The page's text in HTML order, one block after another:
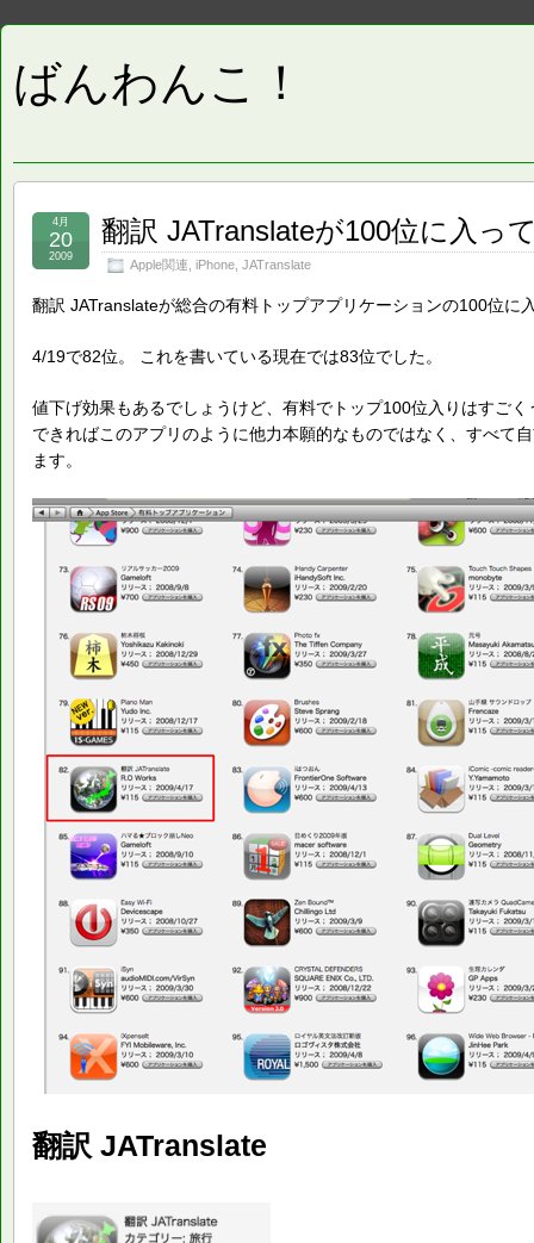
ばんわんこ！
翻訳 JATranslateが100位に入っ
Apple関連 iPhone JATranslate
4月
20
2009
翻訳 JATranslateが総合の有料トップアプリケーションの100位に
4/19で82位。 これを書いている現在では83位でした。
値下げ効果もあるでしょうけど、有料でトップ100位入りはすごく
できればこのアプリのように他力本願的なものではなく、すべて
ます。
翻訳 JATranslate